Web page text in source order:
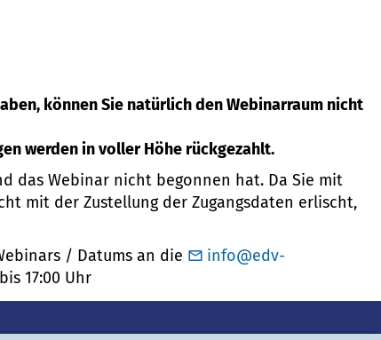
können Sie natürlich den Webinarraum nicht
werden in voller Höhe rückgezahlt.
das Webinar nicht begonnen hat. Da Sie mit
mit der Zustellung der Zugangsdaten erlischt,
/ Datums an die
info@edv-
17:00 Uhr